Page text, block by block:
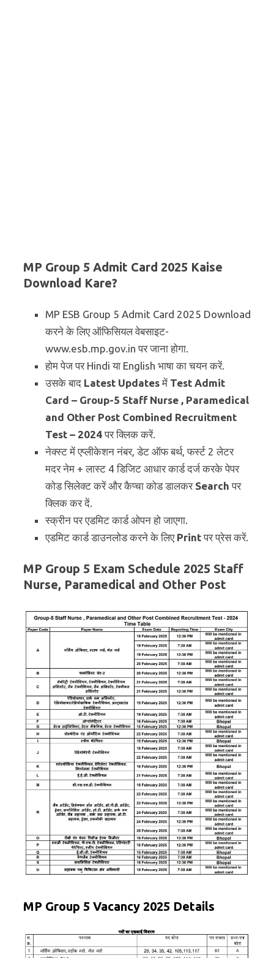
MP Group 5 Admit Card 2025 Kaise
Download Kare?
MP ESB Group 5 Admit Card 2025 Download
करने के लिए ऑफिसियल वेबसाइट-
www.esb.mp.gov.in पर जाना होगा.
होम पेज पर Hindi या English भाषा का चयन करें.
उसके बाद Latest Updatesमें Test Admit
Card – Group-5 Staff Nurse , Paramedical
and Other Post Combined Recruitment
Test – 2024पर क्लिक करें.
नेक्स्ट में एप्लीकेशन नंबर, डेट ऑफ बर्थ, फर्स्ट 2 लेटर
मदर नेम + लास्ट 4 डिजिट आधार कार्ड दर्ज करके पेपर
कोड सिलेक्ट करें और कैप्चा कोड डालकर Search पर
क्लिक कर दें.
स्क्रीन पर एडमिट कार्ड ओपन हो जाएगा.
एडमिट कार्ड डाउनलोड करने के लिए Printपर प्रेस करें.
MP Group 5 Exam Schedule 2025 Staff
Nurse, Paramedical and Other Post
MP Group 5 Vacancy 2025 Details